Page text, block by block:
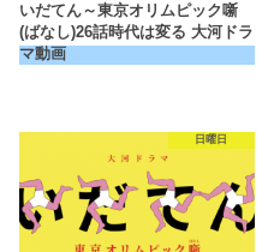
いだてん～東京オリムピック噺
(ばなし)26話時代は変る 大河ドラ
マ動画
日曜日